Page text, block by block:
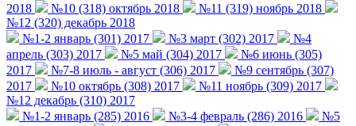
2018
№10 (318) октябрь 2018
№11 (319) ноябрь 2018
№12 (320) декабрь 2018
№1-2 январь (301) 2017
№3 март (302) 2017
№4
апрель (303) 2017
№5 май (304) 2017
№6 июнь (305)
2017
№7-8 июль - август (306) 2017
№9 сентябрь (307)
2017
№10 октябрь (308) 2017
№11 ноябрь (309) 2017
№12 декабрь (310) 2017
№1-2 январь (285) 2016
№3-4 февраль (286) 2016
№5